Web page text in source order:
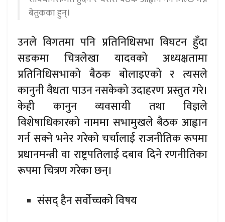
बेतुकका हुन्।
उनले विगतमा पनि प्रतिनिधिसभा विघटन हुँदा
सडकमा चित्रलेखा यादवको अध्यक्षतामा
प्रतिनिधिसभाको बैठक बोलाइएको र त्यसले
कानुनी वैधता पाउन नसकेको उदाहरण प्रस्तुत गरे।
केही कानुन व्यवसायी तथा विज्ञले
विशेषाधिकारको नाममा सभामुखले बैठक आह्वान
गर्न सक्ने भनेर गरेको चर्चालाई राजनीतिक रूपमा
प्रधानमन्त्री वा राष्ट्रपतिलाई दबाव दिने रणनीतिका
रूपमा चित्रण गरेका छन्।
संसद् हैन सर्वोच्चको विषय